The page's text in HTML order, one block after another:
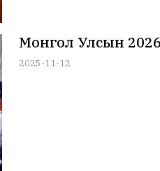
Монгол Улсын 2026
2025-11-12